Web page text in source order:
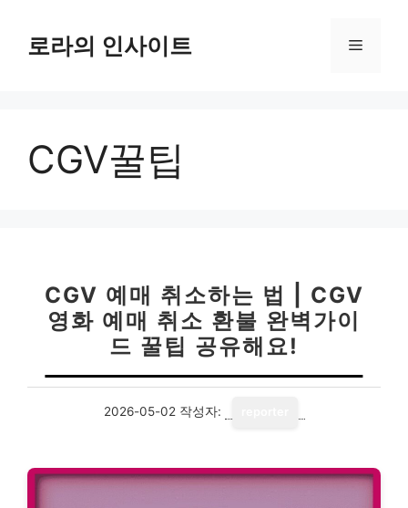
로라의 인사이트 메
CGV꿀팁
CGV 예매 취소하는 법 | CGV
영화 예매 취소 환불 완벽가이
드 꿀팁 공유해요!
2026-05-02 작성자: